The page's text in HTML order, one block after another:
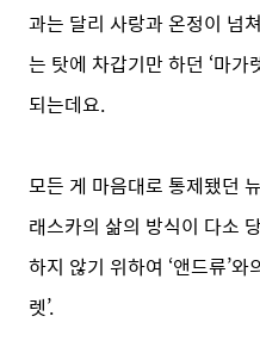
과는 달리 사랑과 온정이 넘
는 탓에 차갑기만 하던 ‘마가
되는데요.
모든 게 마음대로 통제됐던
래스카의 삶의 방식이 다소
하지 않기 위하여 ‘앤드류’
렛’.